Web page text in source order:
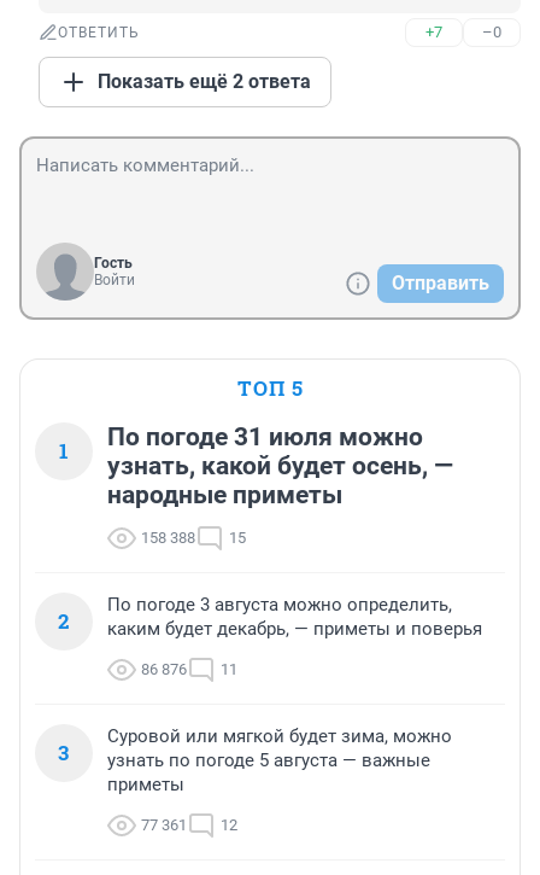
ОТВЕТИТЬ +7 –0
Показать ещё 2 ответа
Гость
Войти
Отправить
ТОП 5
1
По погоде 31 июля можно
узнать, какой будет осень, —
народные приметы
158 388 15
2
По погоде 3 августа можно определить,
каким будет декабрь, — приметы и поверья
86 876 11
3
Суровой или мягкой будет зима, можно
узнать по погоде 5 августа — важные
приметы
77 361 12